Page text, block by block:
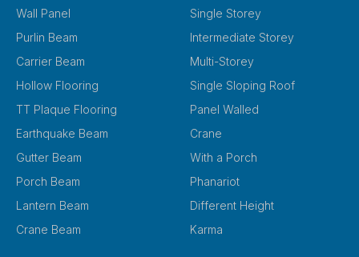
Wall Panel
Purlin Beam
Carrier Beam
Hollow Flooring
TT Plaque Flooring
Earthquake Beam
Gutter Beam
Porch Beam
Lantern Beam
Crane Beam
Single Storey
Intermediate Storey
Multi-Storey
Single Sloping Roof
Panel Walled
Crane
With a Porch
Phanariot
Different Height
Karma